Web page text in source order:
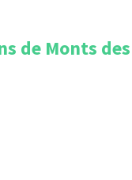
de Monts des